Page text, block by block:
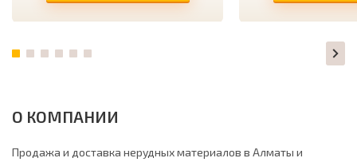
О КОМПАНИИ
Продажа и доставка нерудных материалов в Алматы и